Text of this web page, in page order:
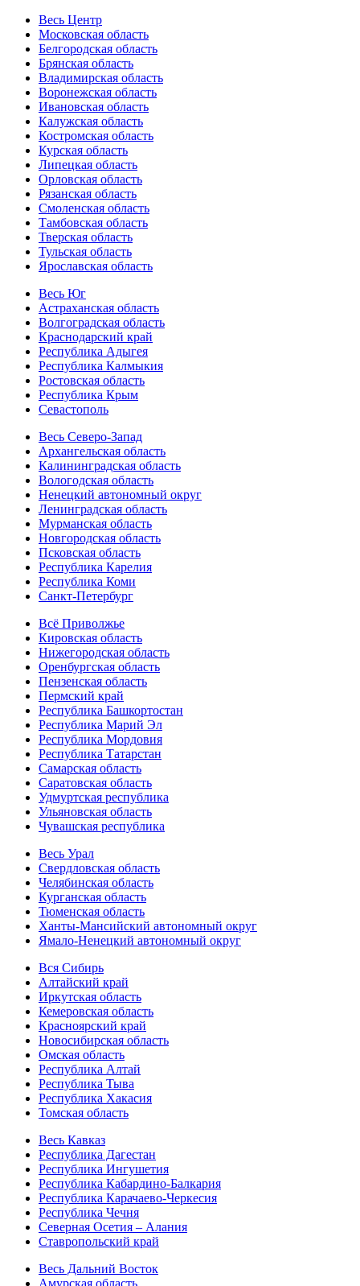
Весь Центр
Московская область
Белгородская область
Брянская область
Владимирская область
Воронежская область
Ивановская область
Калужская область
Костромская область
Курская область
Липецкая область
Орловская область
Рязанская область
Смоленская область
Тамбовская область
Тверская область
Тульская область
Ярославская область
Весь Юг
Астраханская область
Волгоградская область
Краснодарский край
Республика Адыгея
Республика Калмыкия
Ростовская область
Республика Крым
Севастополь
Весь Северо-Запад
Архангельская область
Калининградская область
Вологодская область
Ненецкий автономный округ
Ленинградская область
Мурманская область
Новгородская область
Псковская область
Республика Карелия
Республика Коми
Санкт-Петербург
Всё Приволжье
Кировская область
Нижегородская область
Оренбургская область
Пензенская область
Пермский край
Республика Башкортостан
Республика Марий Эл
Республика Мордовия
Республика Татарстан
Самарская область
Саратовская область
Удмуртская республика
Ульяновская область
Чувашская республика
Весь Урал
Свердловская область
Челябинская область
Курганская область
Тюменская область
Ханты-Мансийский автономный округ
Ямало-Ненецкий автономный округ
Вся Сибирь
Алтайский край
Иркутская область
Кемеровская область
Красноярский край
Новосибирская область
Омская область
Республика Алтай
Республика Тыва
Республика Хакасия
Томская область
Весь Кавказ
Республика Дагестан
Республика Ингушетия
Республика Кабардино-Балкария
Республика Карачаево-Черкесия
Республика Чечня
Северная Осетия – Алания
Ставропольский край
Весь Дальний Восток
Амурская область